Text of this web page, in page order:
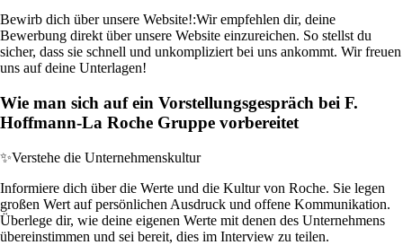
Bewirb dich über unsere Website!:Wir empfehlen dir, deine
Bewerbung direkt über unsere Website einzureichen. So stellst du
sicher, dass sie schnell und unkompliziert bei uns ankommt. Wir freuen
uns auf deine Unterlagen!
Wie man sich auf ein Vorstellungsgespräch bei F.
Hoffmann-La Roche Gruppe vorbereitet
✨Verstehe die Unternehmenskultur
Informiere dich über die Werte und die Kultur von Roche. Sie legen
großen Wert auf persönlichen Ausdruck und offene Kommunikation.
Überlege dir, wie deine eigenen Werte mit denen des Unternehmens
übereinstimmen und sei bereit, dies im Interview zu teilen.